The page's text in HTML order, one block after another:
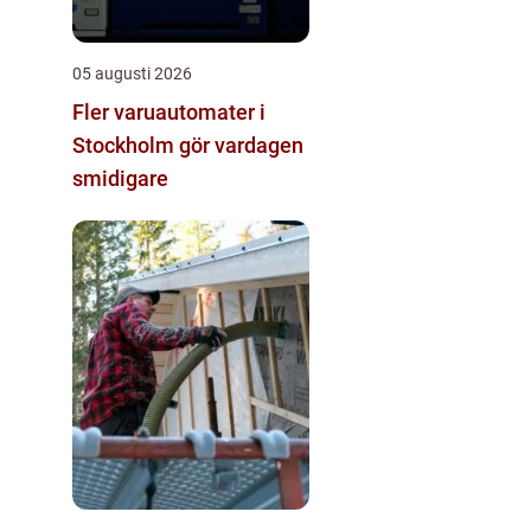
05 augusti 2026
Fler varuautomater i
Stockholm gör vardagen
smidigare